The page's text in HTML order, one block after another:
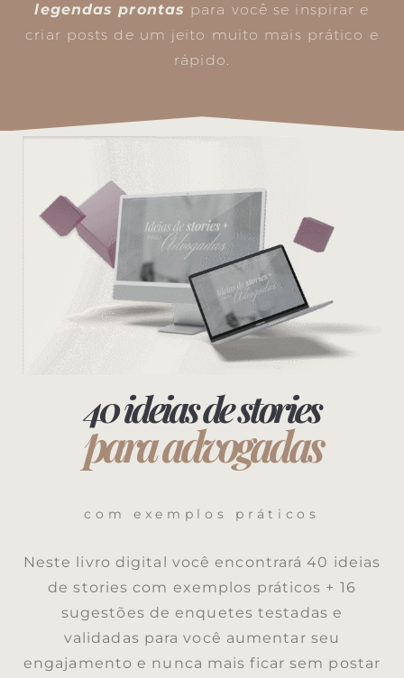
legendas prontas para você se inspirar e
criar posts de um jeito muito mais prático e
rápido.
40 ideias de stories
para advogadas
com exemplos práticos
Neste livro digital você encontrará 40 ideias
de stories com exemplos práticos + 16
sugestões de enquetes testadas e
validadas para você aumentar seu
engajamento e nunca mais ficar sem postar